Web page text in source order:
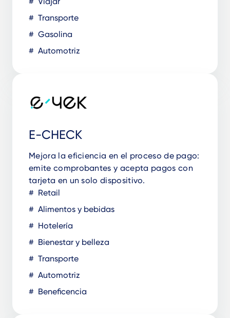
Transporte
Gasolina
Automotriz
E-CHECK
Mejora la eficiencia en el proceso de pago:
emite comprobantes y acepta pagos con
tarjeta en un solo dispositivo.
Retail
Alimentos y bebidas
Hotelería
Bienestar y belleza
Transporte
Automotriz
Beneficencia